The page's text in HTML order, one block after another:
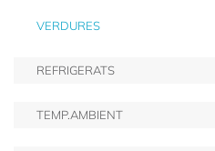
VERDURES
REFRIGERATS
TEMP.AMBIENT